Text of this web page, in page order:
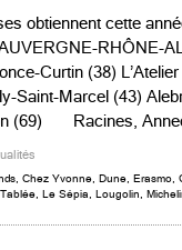
obtiennent cette
RHÔNE-
Curtin (38)
Saint-Marcel (43)
(69) Racines,
Chez Yvonne Dune Erasmo
Le Sépia Lougolin